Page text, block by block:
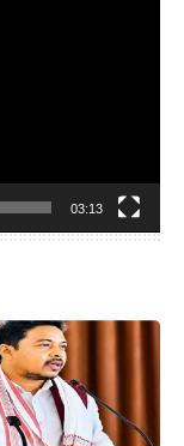
03:13